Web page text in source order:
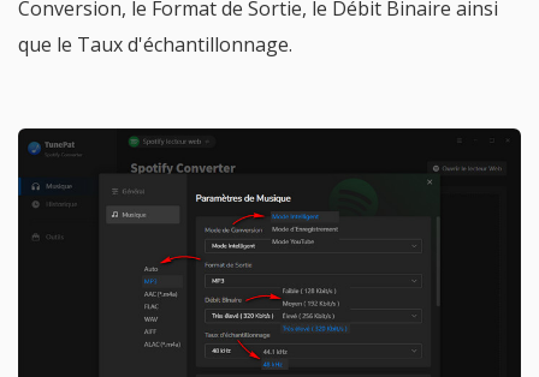
Conversion, le Format de Sortie, le Débit Binaire ainsi
que le Taux d'échantillonnage.